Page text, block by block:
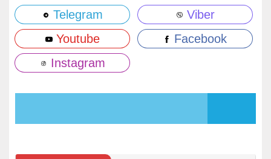
Telegram
Viber
Youtube
Facebook
Instagram